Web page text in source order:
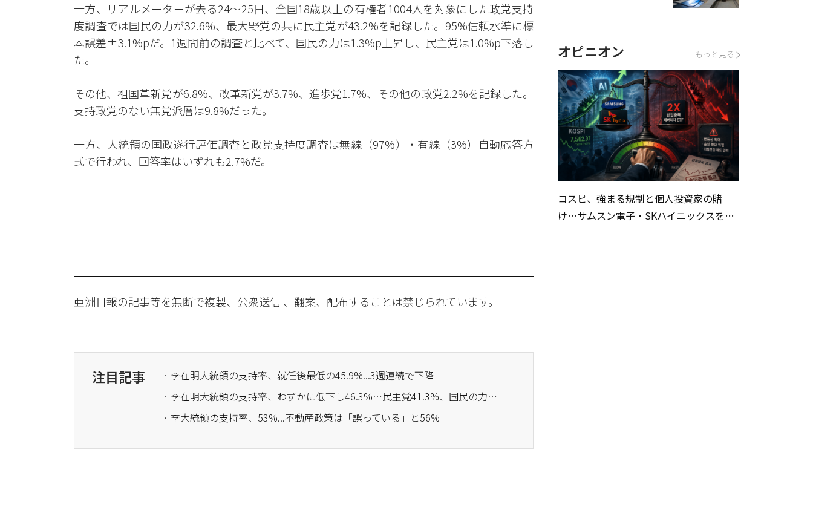
一方、リアルメーターが去る24～25日、全国18歳以上の有権者1004人を対象にした政党支持
度調査では国民の力が32.6%、最大野党の共に民主党が43.2%を記録した。95%信頼水準に標
本誤差±3.1%pだ。1週間前の調査と比べて、国民の力は1.3%p上昇し、民主党は1.0%p下落し
た。
その他、祖国革新党が6.8%、改革新党が3.7%、進歩党1.7%、その他の政党2.2%を記録した。
支持政党のない無党派層は9.8%だった。
一方、大統領の国政遂行評価調査と政党支持度調査は無線（97%）・有線（3%）自動応答方
式で行われ、回答率はいずれも2.7%だ。
亜洲日報の記事等を無断で複製、公衆送信 、翻案、配布することは禁じられています。
注目記事
· 李在明大統領の支持率、就任後最低の45.9%...3週連続で下降
· 李在明大統領の支持率、わずかに低下し46.3%…民主党41.3%、国民の力40.6%
· 李大統領の支持率、53%...不動産政策は「誤っている」と56%
オピニオン もっと見る
コスピ、強まる規制と個人投資家の賭
け…サムスン電子・SKハイニックスを巡